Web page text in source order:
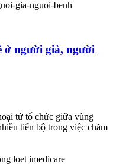
ở người già, người
tử tổ chức giữa vùng
tiến bộ trong việc chăm